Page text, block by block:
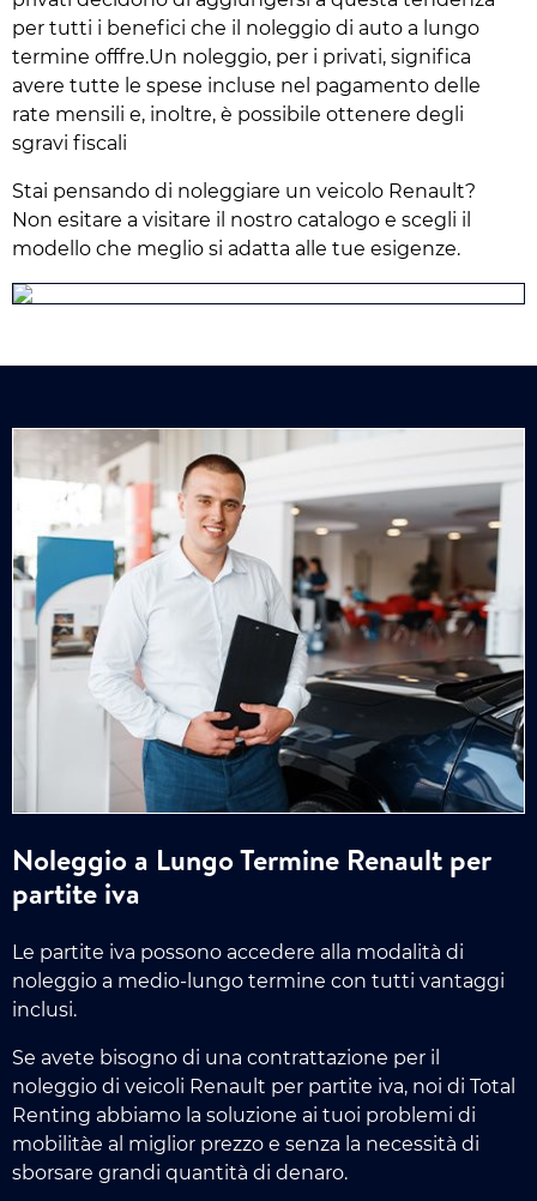
per tutti i benefici che il noleggio di auto a lungo
termine offfre.Un noleggio, per i privati, significa
avere tutte le spese incluse nel pagamento delle
rate mensili e, inoltre, è possibile ottenere degli
sgravi fiscali
Stai pensando di noleggiare un veicolo Renault?
Non esitare a visitare il nostro catalogo e scegli il
modello che meglio si adatta alle tue esigenze.
Noleggio a Lungo Termine Renault per
partite iva
Le partite iva possono accedere alla modalità di
noleggio a medio-lungo termine con tutti vantaggi
inclusi.
Se avete bisogno di una contrattazione per il
noleggio di veicoli Renault per partite iva, noi di Total
Renting abbiamo la soluzione ai tuoi problemi di
mobilitàe al miglior prezzo e senza la necessità di
sborsare grandi quantità di denaro.